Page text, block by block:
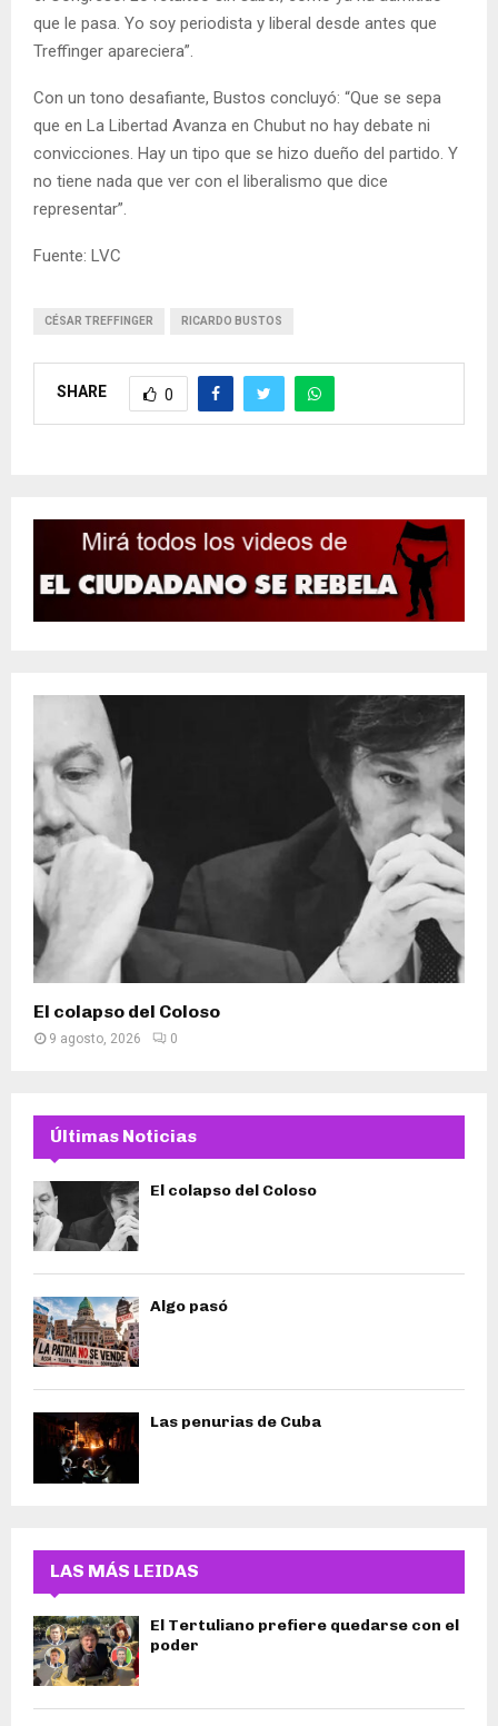
que le pasa. Yo soy periodista y liberal desde antes que
Treffinger apareciera”.
Con un tono desafiante, Bustos concluyó: “Que se sepa
que en La Libertad Avanza en Chubut no hay debate ni
convicciones. Hay un tipo que se hizo dueño del partido. Y
no tiene nada que ver con el liberalismo que dice
representar”.
Fuente: LVC
CÉSAR TREFFINGER RICARDO BUSTOS
SHARE 0
El colapso del Coloso
9 agosto, 2026 0
Últimas Noticias
El colapso del Coloso
Algo pasó
Las penurias de Cuba
LAS MÁS LEIDAS
El Tertuliano prefiere quedarse con el
poder